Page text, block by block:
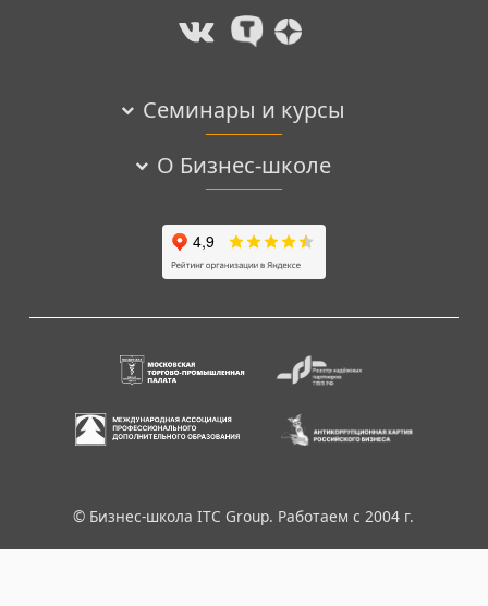
Семинары и курсы
О Бизнес-школе
© Бизнес-школа ITC Group. Работаем с 2004 г.